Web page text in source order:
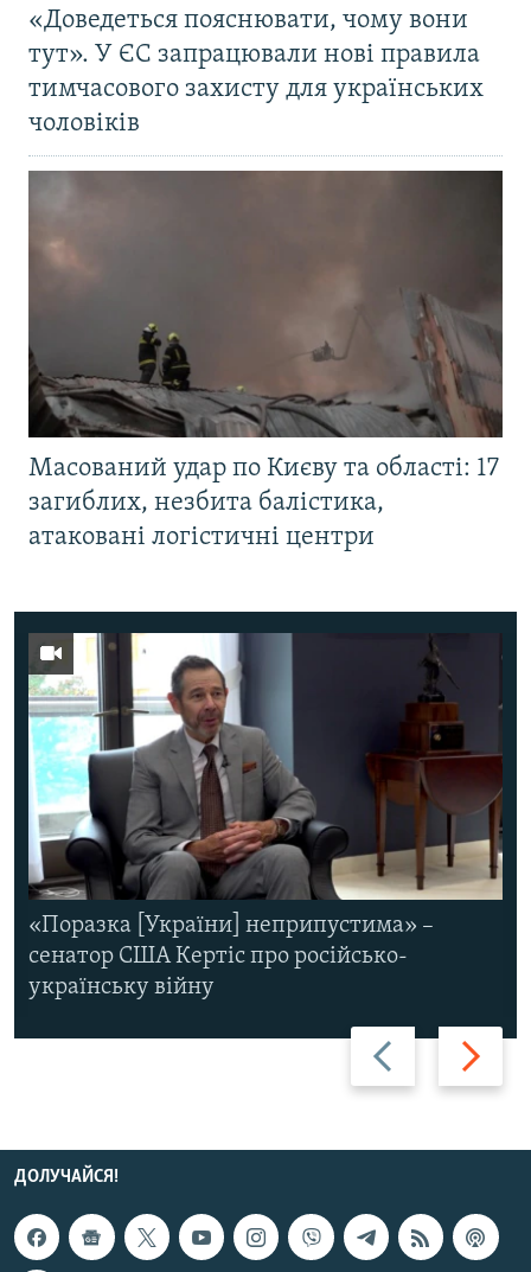
«Доведеться пояснювати, чому вони
тут». У ЄС запрацювали нові правила
тимчасового захисту для українських
чоловіків
Масований удар по Києву та області: 17
загиблих, незбита балістика,
атаковані логістичні центри
Назад Вперед
«Поразка [України] неприпустима» –
сенатор США Кертіс про російсько-
українську війну
ДОЛУЧАЙСЯ!